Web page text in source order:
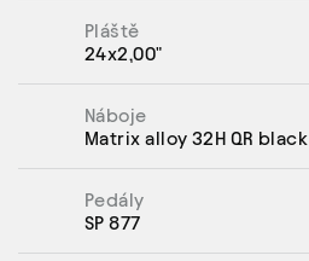
Pláště
24x2,00"
Náboje
Matrix alloy 32H QR black
Pedály
SP 877